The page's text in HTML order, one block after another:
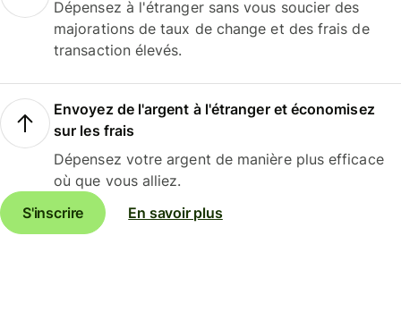
Dépensez à l'étranger sans vous soucier des
majorations de taux de change et des frais de
transaction élevés.
Envoyez de l'argent à l'étranger et économisez
sur les frais
Dépensez votre argent de manière plus efficace
où que vous alliez.
S'inscrire
En savoir plus